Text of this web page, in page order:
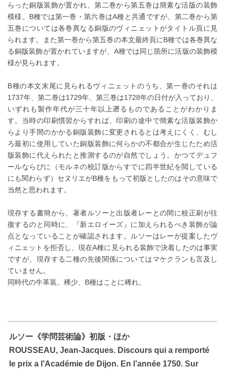
らった銅版装飾が置かれ、第二巻から第五巻は簡素な活版の装飾
模様。B種では第一巻・第六巻はA種と共通ですが、第二巻から第
五巻については各巻異なる銅版のヴィニェットがタイトル頁に見
られます。また第一巻から第五巻の本文最終頁にB種では各巻異な
る銅版装飾が置かれていますが、A種では同じ箇所に活版の装飾模
様が見られます。
B種の本文末尾に見られるヴィニェットのうち、第一巻のそれは
1737年、第二巻は1729年、第三巻は1728年の日付が入っており、
いずれも製作年代が三十年以上遡るものであることがわかりま
す。当時の印刷慣習からすれば、印刷の途中で簡素な活版装飾か
らより手間のかかる銅版装飾に変更されるとは考えにくく、むし
ろ最初に使用していた銅版装飾に何らかの不都合が生じたため活
版装飾に代えられたと推測するのが自然でしょう。かつてデュフ
ールならびに（モルネの校訂版からすでに四半世紀を閲している
にも関わらず）セヌリエがB種をもって初版としたのはその意味で
当然と思われます。
現存する書簡から、著者ルソーと出版者レーとの間に校正刷が往
復するのと同時に、『新エロイーズ』に加えられるべき装飾が論
点となっていることが確認されます。ルソーはレーが提案したヴ
ィニェットを拒否し、現在A種に見られる装飾で決着したのは事実
ですが、現存する二種の先後関係についてはマケクランも言及し
ていません。
同時代の牛革装。稀少、B種はことに稀れ。
ルソー《学問芸術論》初版・ほか
ROUSSEAU, Jean-Jacques. Discours qui a remporté
le prix a l’Académie de Dijon. En l’année 1750. Sur